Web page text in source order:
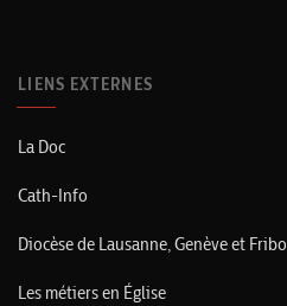
LIENS EXTERNES
La Doc
Cath-Info
Diocèse de Lausanne, Genève et
Les métiers en Église